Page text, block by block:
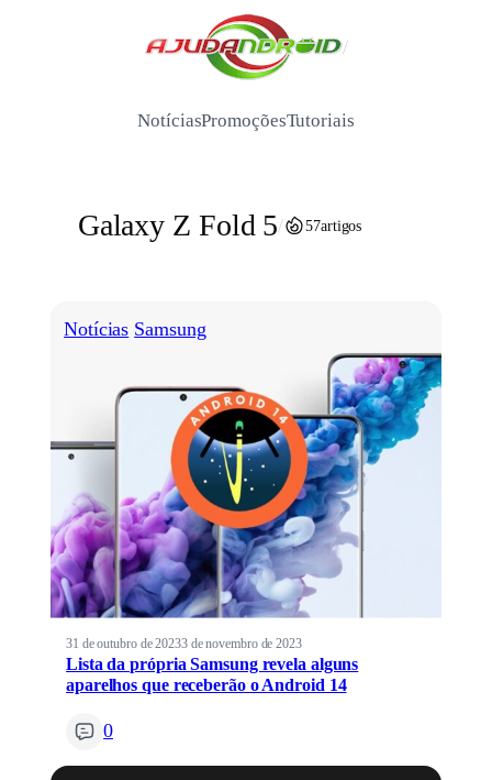
/
NotíciasPromoçõesTutoriais
Galaxy Z Fold 5/ 57artigos
Notícias Samsung
31 de outubro de 20233 de novembro de 2023
Lista da própria Samsung revela alguns
aparelhos que receberão o Android 14
0